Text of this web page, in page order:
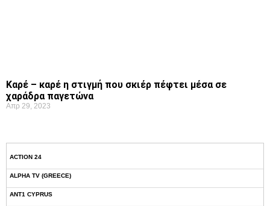
Καρέ – καρέ η στιγμή που σκιέρ πέφτει μέσα σε
χαράδρα παγετώνα
Απρ 29, 2023
ACTION 24
ALPHA TV (GREECE)
ANT1 CYPRUS